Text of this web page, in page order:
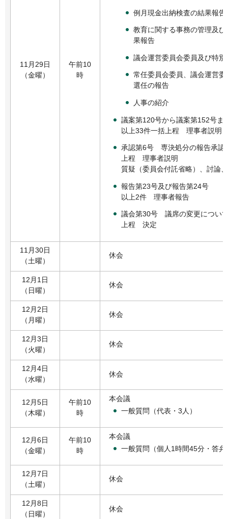
11月29日
（金曜）
午前10
時
例月現金出納検査の結果報告
教育に関する事務の管理及
果報告
議会運営委員会委員及び特
常任委員会委員、議会運営
選任の報告
人事の紹介
議案第120号から議案第152号ま
以上33件一括上程 理事者説明
承認第6号 専決処分の報告承認
上程 理事者説明
質疑（委員会付託省略）、討論
報告第23号及び報告第24号
以上2件 理事者報告
議会第30号 議席の変更につい
上程 決定
11月30日
（土曜）
休会
12月1日
（日曜）
休会
12月2日
（月曜）
休会
12月3日
（火曜）
休会
12月4日
（水曜）
休会
12月5日
（木曜）
午前10
時
本会議
一般質問（代表・3人）
12月6日
（金曜）
午前10
時
本会議
一般質問（個人1時間45分・答
12月7日
（土曜）
休会
12月8日
（日曜）
休会